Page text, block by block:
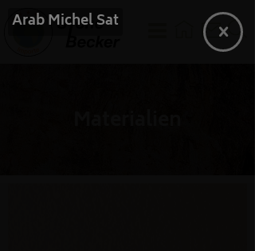
Arab Michel Sat